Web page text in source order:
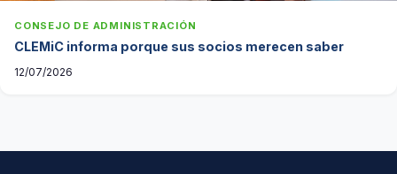
CONSEJO DE ADMINISTRACIÓN
CLEMiC informa porque sus socios merecen saber
12/07/2026